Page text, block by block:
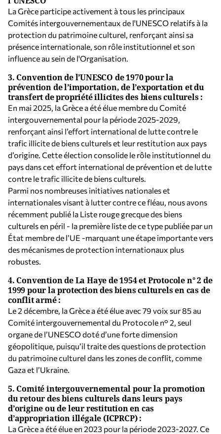
La Grèce participe activement à tous les principaux
Comités intergouvernementaux de l'UNESCO relatifs à la
protection du patrimoine culturel, renforçant ainsi sa
présence internationale, son rôle institutionnel et son
influence au sein de l'Organisation.
3. Convention de l’UNESCO de 1970 pour la
prévention de l’importation, de l’exportation et du
transfert de propriété illicites des biens culturels :
En mai 2025, la Grèce a été élue membre du Comité
intergouvernemental pour la période 2025-2029,
renforçant ainsi l’effort international de lutte contre le
trafic illicite de biens culturels et leur restitution aux pays
d’origine. Cette élection consolide le rôle institutionnel du
pays dans cet effort international de prévention et de lutte
contre le trafic illicite de biens culturels.
Parmi nos nombreuses initiatives nationales et
internationales visant à lutter contre ce fléau, nous avons
récemment publié la Liste rouge grecque des biens
culturels en péril - la première liste de ce type publiée par un
État membre de l’UE -marquant une étape importante vers
des mécanismes de protection internationaux plus
robustes.
4. Convention de La Haye de 1954 et Protocole n° 2 de
1999 pour la protection des biens culturels en cas de
conflit armé :
Le 2 décembre, la Grèce a été élue avec 79 voix sur 85 au
Comité intergouvernemental du Protocole n° 2, seul
organe de l’UNESCO doté d’une forte dimension
géopolitique, puisqu’il traite des questions de protection
du patrimoine culturel dans les zones de conflit, comme
Gaza et l’Ukraine.
5. Comité intergouvernemental pour la promotion
du retour des biens culturels dans leurs pays
d’origine ou de leur restitution en cas
d’appropriation illégale (ICPRCP) :
La Grèce a été élue en 2023 pour la période 2023-2027. Ce